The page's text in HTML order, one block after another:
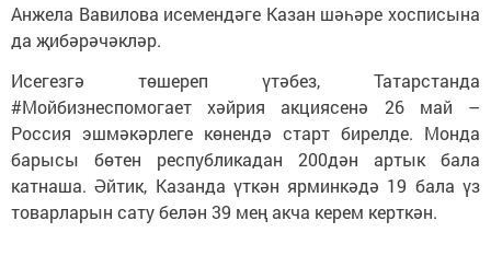
Анжела Вавилова исемендәге Казан шәһәре хосписына
да җибәрәчәкләр.
Исегезгә төшереп үтәбез, Татарстанда
#Мойбизнеспомогает хәйрия акциясенә 26 май –
Россия эшмәкәрлеге көнендә старт бирелде. Монда
барысы бөтен республикадан 200дән артык бала
катнаша. Әйтик, Казанда үткән ярминкәдә 19 бала үз
товарларын сату белән 39 мең акча керем керткән.